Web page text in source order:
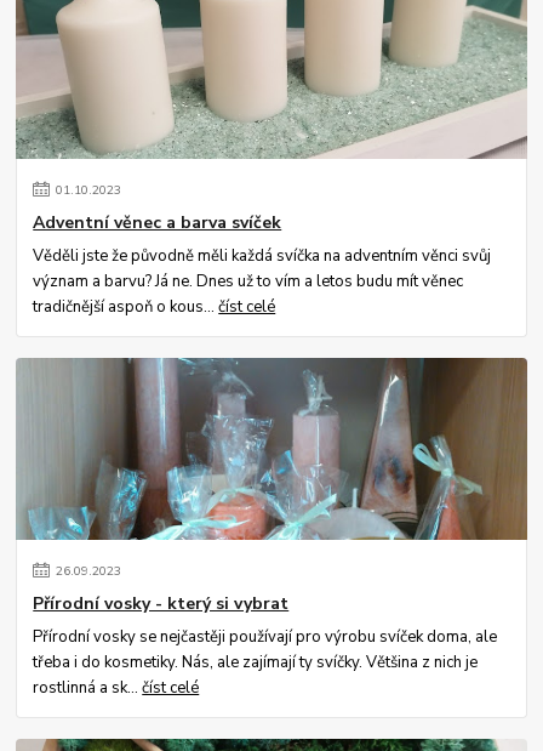
01.10.2023
Adventní věnec a barva svíček
Věděli jste že původně měli každá svíčka na adventním věnci svůj
význam a barvu? Já ne. Dnes už to vím a letos budu mít věnec
tradičnější aspoň o kous...číst celé
26.09.2023
Přírodní vosky - který si vybrat
Přírodní vosky se nejčastěji používají pro výrobu svíček doma, ale
třeba i do kosmetiky. Nás, ale zajímají ty svíčky. Většina z nich je
rostlinná a sk...číst celé